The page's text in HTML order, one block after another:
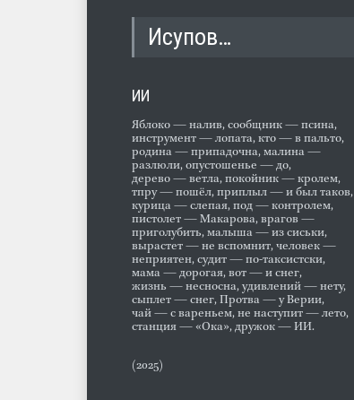
Исупов…
ИИ
Яблоко — налив, сообщник — псина,
инструмент — лопата, кто — в пальто,
родина — припадочна, малина —
разлюли, опустошенье — до,
дерево — ветла, покойник — кролем,
тпру — пошёл, приплыл — и был таков,
курица — слепая, под — контролем,
пистолет — Макарова, врагов —
приголубить, малыша — из сиськи,
вырастет — не вспомнит, человек —
неприятен, судит — по-таксистски,
мама — дорогая, вот — и снег,
жизнь — несносна, удивлений — нету,
сыплет — снег, Протва — у Верии,
чай — с вареньем, не наступит — лето,
станция — «Ока», дружок — ИИ.
(2025)